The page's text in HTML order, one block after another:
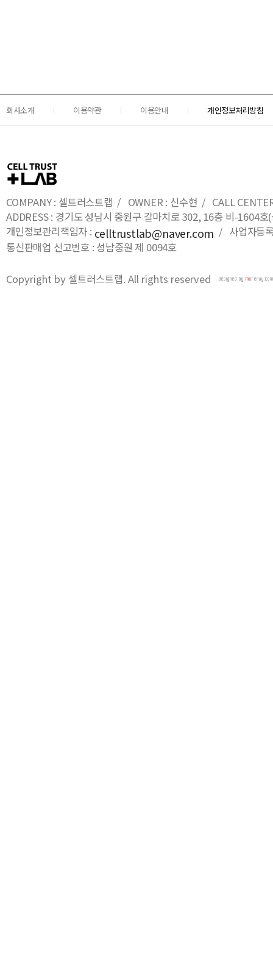
회사소개 이용약관 이용안내 개인정보처리방침
COMPANY : 셀트러스트랩 / OWNER : 신수현 / CALL
ADDRESS : 경기도 성남시 중원구 갈마치로 302, 16층 비-1604
개인정보관리책임자 : celltrustlab@naver.com / 사업자등
통신판매업 신고번호 : 성남중원 제 0094호
Copyright by 셀트러스트랩. All rights reserved